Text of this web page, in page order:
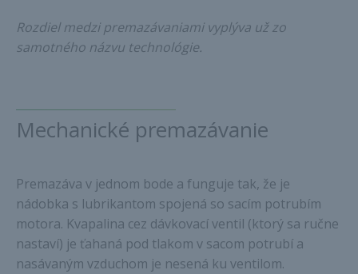
Rozdiel medzi premazávaniami vyplýva už zo
samotného názvu technológie.
Mechanické premazávanie
Premazáva v jednom bode a funguje tak, že je
nádobka s lubrikantom spojená so sacím potrubím
motora. Kvapalina cez dávkovací ventil (ktorý sa ručne
nastaví) je ťahaná pod tlakom v sacom potrubí a
nasávaným vzduchom je nesená ku ventilom.